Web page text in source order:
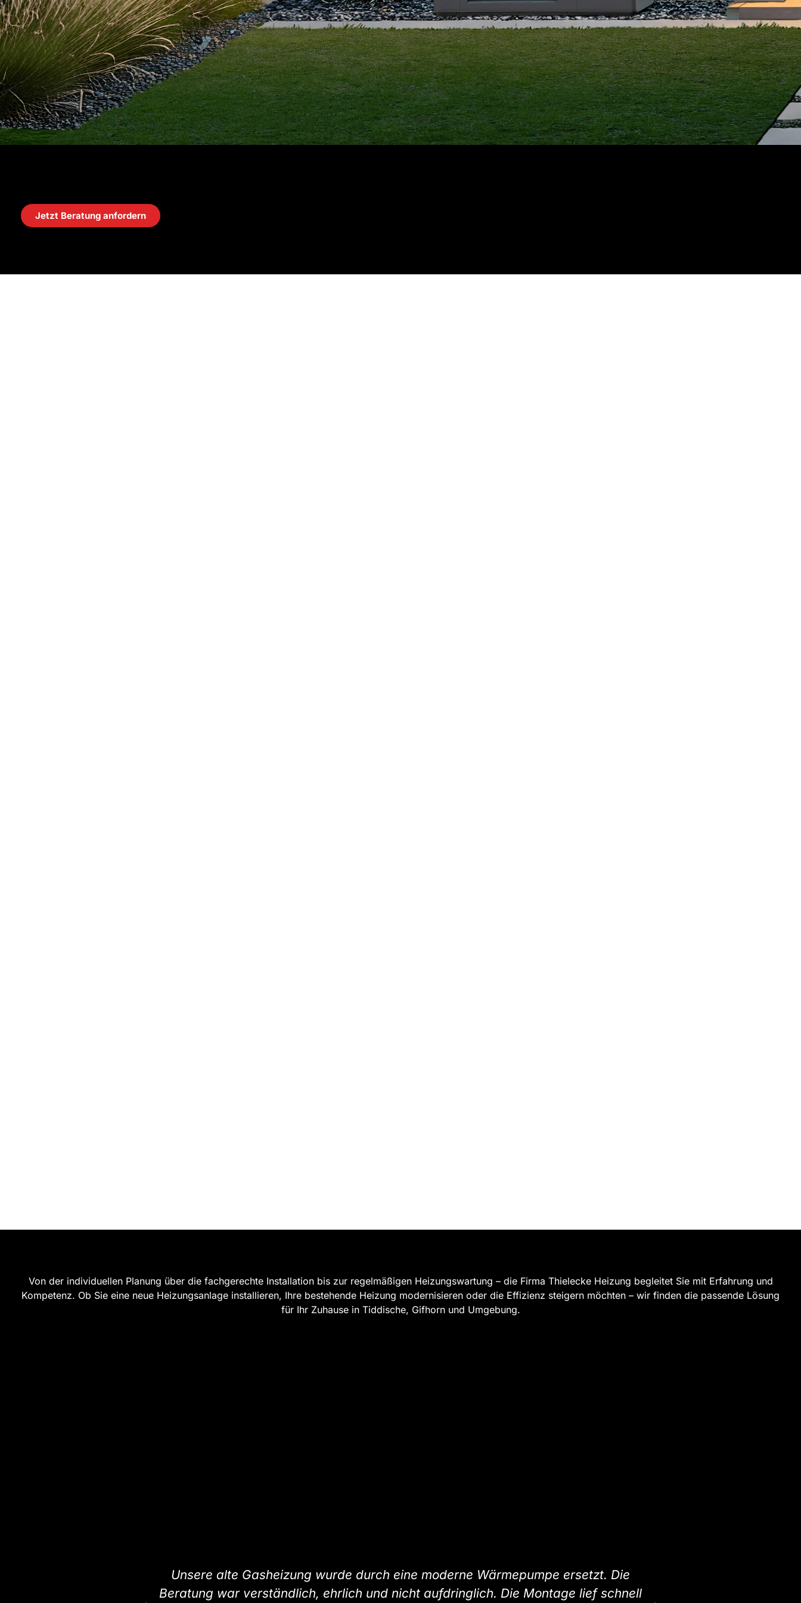
Jetzt Beratung anfordern
Von der individuellen Planung über die fachgerechte Installation bis zur regelmäßigen Heizungswartung – die Firma Thielecke Heizung begleitet Sie mit Erfahrung und
Kompetenz. Ob Sie eine neue Heizungsanlage installieren, Ihre bestehende Heizung modernisieren oder die Effizienz steigern möchten – wir finden die passende Lösung
für Ihr Zuhause in Tiddische, Gifhorn und Umgebung.
Unsere alte Gasheizung wurde durch eine moderne Wärmepumpe ersetzt. Die
Beratung war verständlich, ehrlich und nicht aufdringlich. Die Montage lief schnell